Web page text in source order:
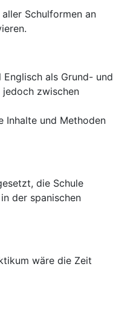
Schulformen an
als Grund- und
zwischen
Inhalte und Methoden
die Schule
der spanischen
wäre die Zeit